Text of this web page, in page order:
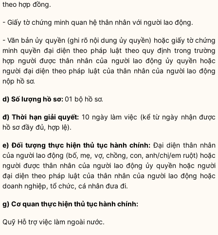
theo hợp đồng.
- Giấy tờ chứng minh quan hệ thân nhân với người lao động.
- Văn bản ủy quyền(ghi rõ nội dung ủyquyền) hoặc giấy tờ chứng
minhquyền đại diện theo pháp luật theo quy định trong trường
hợp người được thân nhân của người lao động ủy quyềnhoặc
người đại diện theo pháp luậtcủa thân nhân của người lao động
nộp hồ sơ.
d) Số lượng hồ sơ:01 bộ hồ sơ.
đ) Thời hạn giải quyết: 10 ngày làm việc (kể từ ngày nhận được
hồ sơđầy đủ, hợp lệ).
e) Đối tượng thực hiện thủ tục hành chính: Đại diện thân nhân
của người lao động (bố, mẹ, vợ, chồng, con, anh/chị/em ruột) hoặc
người được thân nhân của người lao động ủy quyền hoặc người
đại diện theo pháp luật của thân nhân của người lao động hoặc
doanh nghiệp, tổ chức, cá nhân đưa đi.
g) Cơ quan thực hiện thủ tục hành chính:
Quỹ Hỗ trợ việc làm ngoài nước.